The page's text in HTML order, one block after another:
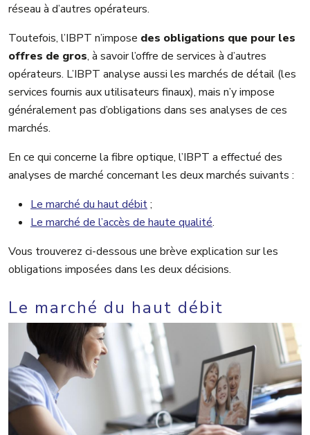
réseau à d’autres opérateurs.
Toutefois, l’IBPT n’impose des obligations que pour les
offres de gros, à savoir l’offre de services à d’autres
opérateurs. L’IBPT analyse aussi les marchés de détail (les
services fournis aux utilisateurs finaux), mais n’y impose
généralement pas d’obligations dans ses analyses de ces
marchés.
En ce qui concerne la fibre optique, l’IBPT a effectué des
analyses de marché concernant les deux marchés suivants :
Le marché du haut débit;
Le marché de l’accès de haute qualité.
Vous trouverez ci-dessous une brève explication sur les
obligations imposées dans les deux décisions.
Le marché du haut débit